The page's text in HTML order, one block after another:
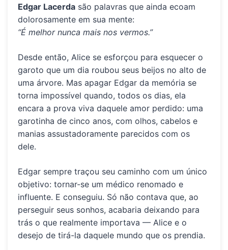
Edgar Lacerda são palavras que ainda ecoam
dolorosamente em sua mente:
“É melhor nunca mais nos vermos.”
Desde então, Alice se esforçou para esquecer o
garoto que um dia roubou seus beijos no alto de
uma árvore. Mas apagar Edgar da memória se
torna impossível quando, todos os dias, ela
encara a prova viva daquele amor perdido: uma
garotinha de cinco anos, com olhos, cabelos e
manias assustadoramente parecidos com os
dele.
Edgar sempre traçou seu caminho com um único
objetivo: tornar-se um médico renomado e
influente. E conseguiu. Só não contava que, ao
perseguir seus sonhos, acabaria deixando para
trás o que realmente importava — Alice e o
desejo de tirá-la daquele mundo que os prendia.